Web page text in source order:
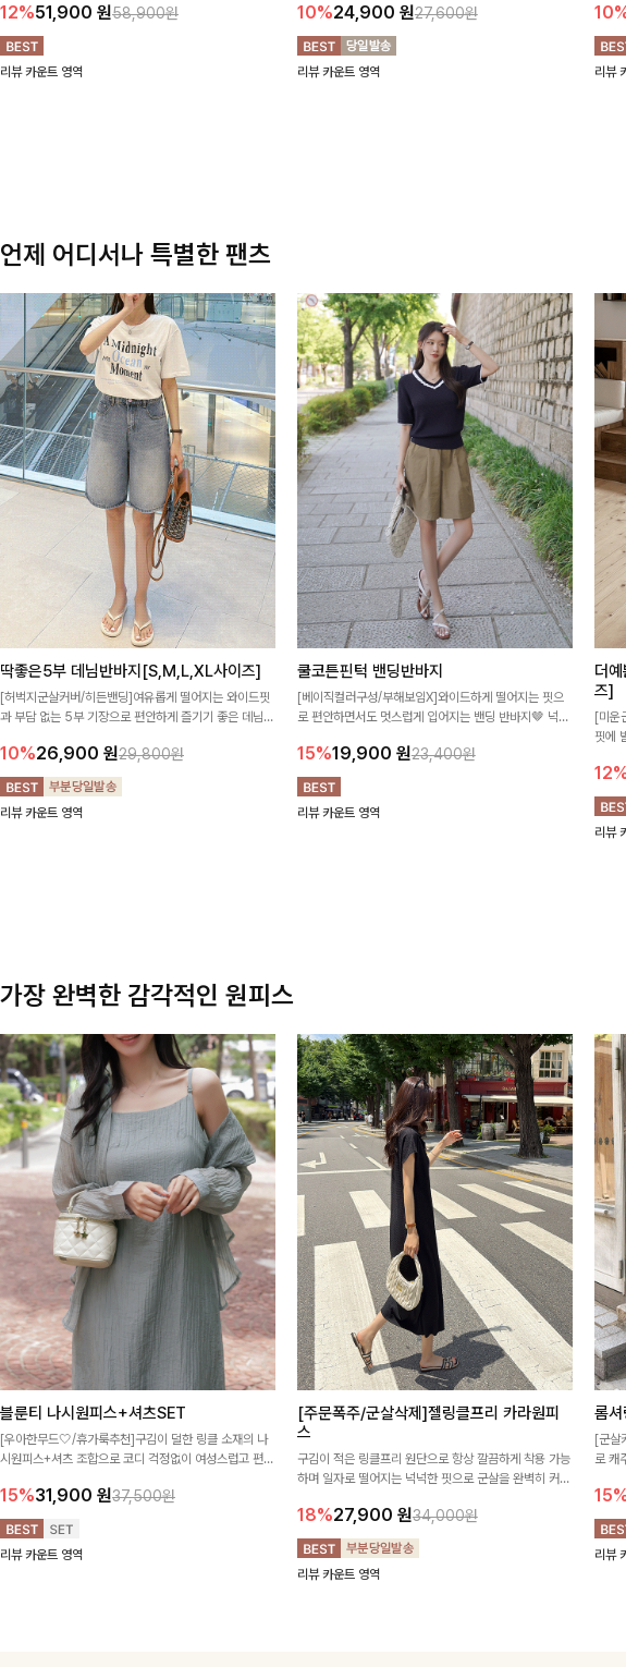
12%51,900 원58,900원
리뷰 카운트 영역
10%24,900 원27,600원
리뷰 카운트 영역 리뷰
언제 어디서나 특별한 팬츠
딱좋은5부 데님반바지[S,M,L,XL사이즈]
[허벅지군살커버/히든밴딩]여유롭게 떨어지는 와이드핏
과 부담 없는 5부 기장으로 편안하게 즐기기 좋은 데님
디한 무드로 연출
10%26,900 원29,800원
리뷰 카운트 영역
쿨코튼핀턱 밴딩반바지
[베이직컬러구성/부해보임X]와이드하게 떨어지는 핏으
로 편안하면서도 멋스럽게 입어지는 밴딩 반바지🤎 넉넉
높게 즐겨지는 아이템!
15%19,900 원23,400원
리뷰 카운트 영역
더
즈]
[미운
핏에
요~!
리뷰
가장 완벽한 감각적인 원피스
블룬티 나시원피스+셔츠SET
[우아한무드🤍/휴가룩추천]구김이 덜한 링클 소재의 나
시원피스+셔츠 조합으로 코디 걱정없이 여성스럽고 편안
15%31,900 원37,500원
리뷰 카운트 영역
[주문폭주/군살삭제]젤링클프리 카라원피
스
구김이 적은 링클프리 원단으로 항상 깔끔하게 착용 가능
하며 일자로 떨어지는 넉넉한 핏으로 군살을 완벽히 커버
18%27,900 원34,000원
리뷰 카운트 영역
롬
[군살
로 캐
리뷰